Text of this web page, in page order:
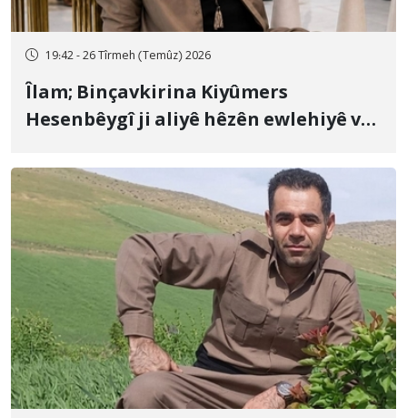
19:42 - 26 Tîrmeh (Temûz) 2026
Îlam; Binçavkirina Kiyûmers
Hesenbêygî ji aliyê hêzên ewlehiyê ve